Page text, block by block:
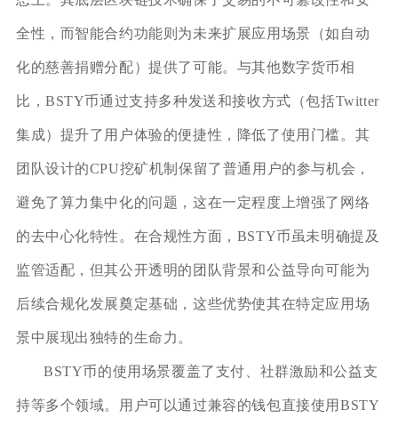
全性，而智能合约功能则为未来扩展应用场景（如自动
化的慈善捐赠分配）提供了可能。与其他数字货币相
比，BSTY币通过支持多种发送和接收方式（包括Twitter
集成）提升了用户体验的便捷性，降低了使用门槛。其
团队设计的CPU挖矿机制保留了普通用户的参与机会，
避免了算力集中化的问题，这在一定程度上增强了网络
的去中心化特性。在合规性方面，BSTY币虽未明确提及
监管适配，但其公开透明的团队背景和公益导向可能为
后续合规化发展奠定基础，这些优势使其在特定应用场
景中展现出独特的生命力。
BSTY币的使用场景覆盖了支付、社群激励和公益支
持等多个领域。用户可以通过兼容的钱包直接使用BSTY